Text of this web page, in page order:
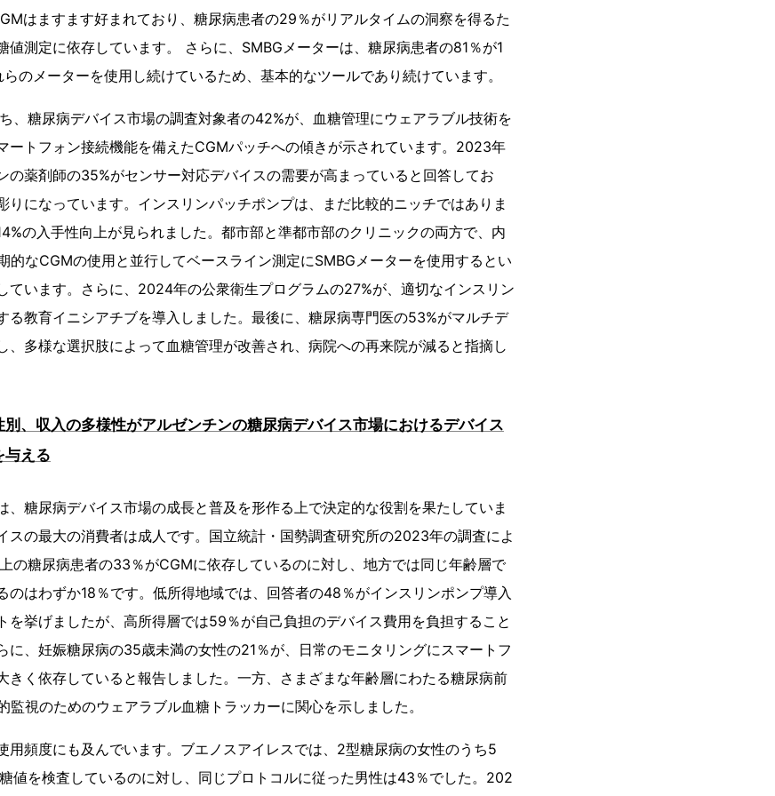
はますます好まれており、糖尿病患者の29％がリアルタイムの洞察を得るた
値測定に依存しています。 さらに、SMBGメーターは、糖尿病患者の81％が1
のメーターを使用し続けているため、基本的なツールであり続けています。
、糖尿病デバイス市場の調査対象者の42%が、血糖管理にウェアラブル技術を
ートフォン接続機能を備えたCGMパッチへの傾きが示されています。2023年
の薬剤師の35%がセンサー対応デバイスの需要が高まっていると回答してお
りになっています。インスリンパッチポンプは、まだ比較的ニッチではありま
の入手性向上が見られました。都市部と準都市部のクリニックの両方で、内
的なCGMの使用と並行してベースライン測定にSMBGメーターを使用するとい
ています。さらに、2024年の公衆衛生プログラムの27%が、適切なインスリン
る教育イニシアチブを導入しました。最後に、糖尿病専門医の53%がマルチデ
、多様な選択肢によって血糖管理が改善され、病院への再来院が減ると指摘し
、収入の多様性がアルゼンチンの糖尿病デバイス市場におけるデバイス
与える
、糖尿病デバイス市場の成長と普及を形作る上で決定的な役割を果たしていま
スの最大の消費者は成人です。国立統計・国勢調査研究所の2023年の調査によ
の糖尿病患者の33％がCGMに依存しているのに対し、地方では同じ年齢層で
のはわずか18％です。低所得地域では、回答者の48％がインスリンポンプ導入
を挙げましたが、高所得層では59％が自己負担のデバイス費用を負担すること
に、妊娠糖尿病の35歳未満の女性の21％が、日常のモニタリングにスマートフ
きく依存していると報告しました。一方、さまざまな年齢層にわたる糖尿病前
監視のためのウェアラブル血糖トラッカーに関心を示しました。
用頻度にも及んでいます。ブエノスアイレスでは、2型糖尿病の女性のうち5
値を検査しているのに対し、同じプロトコルに従った男性は43％でした。202